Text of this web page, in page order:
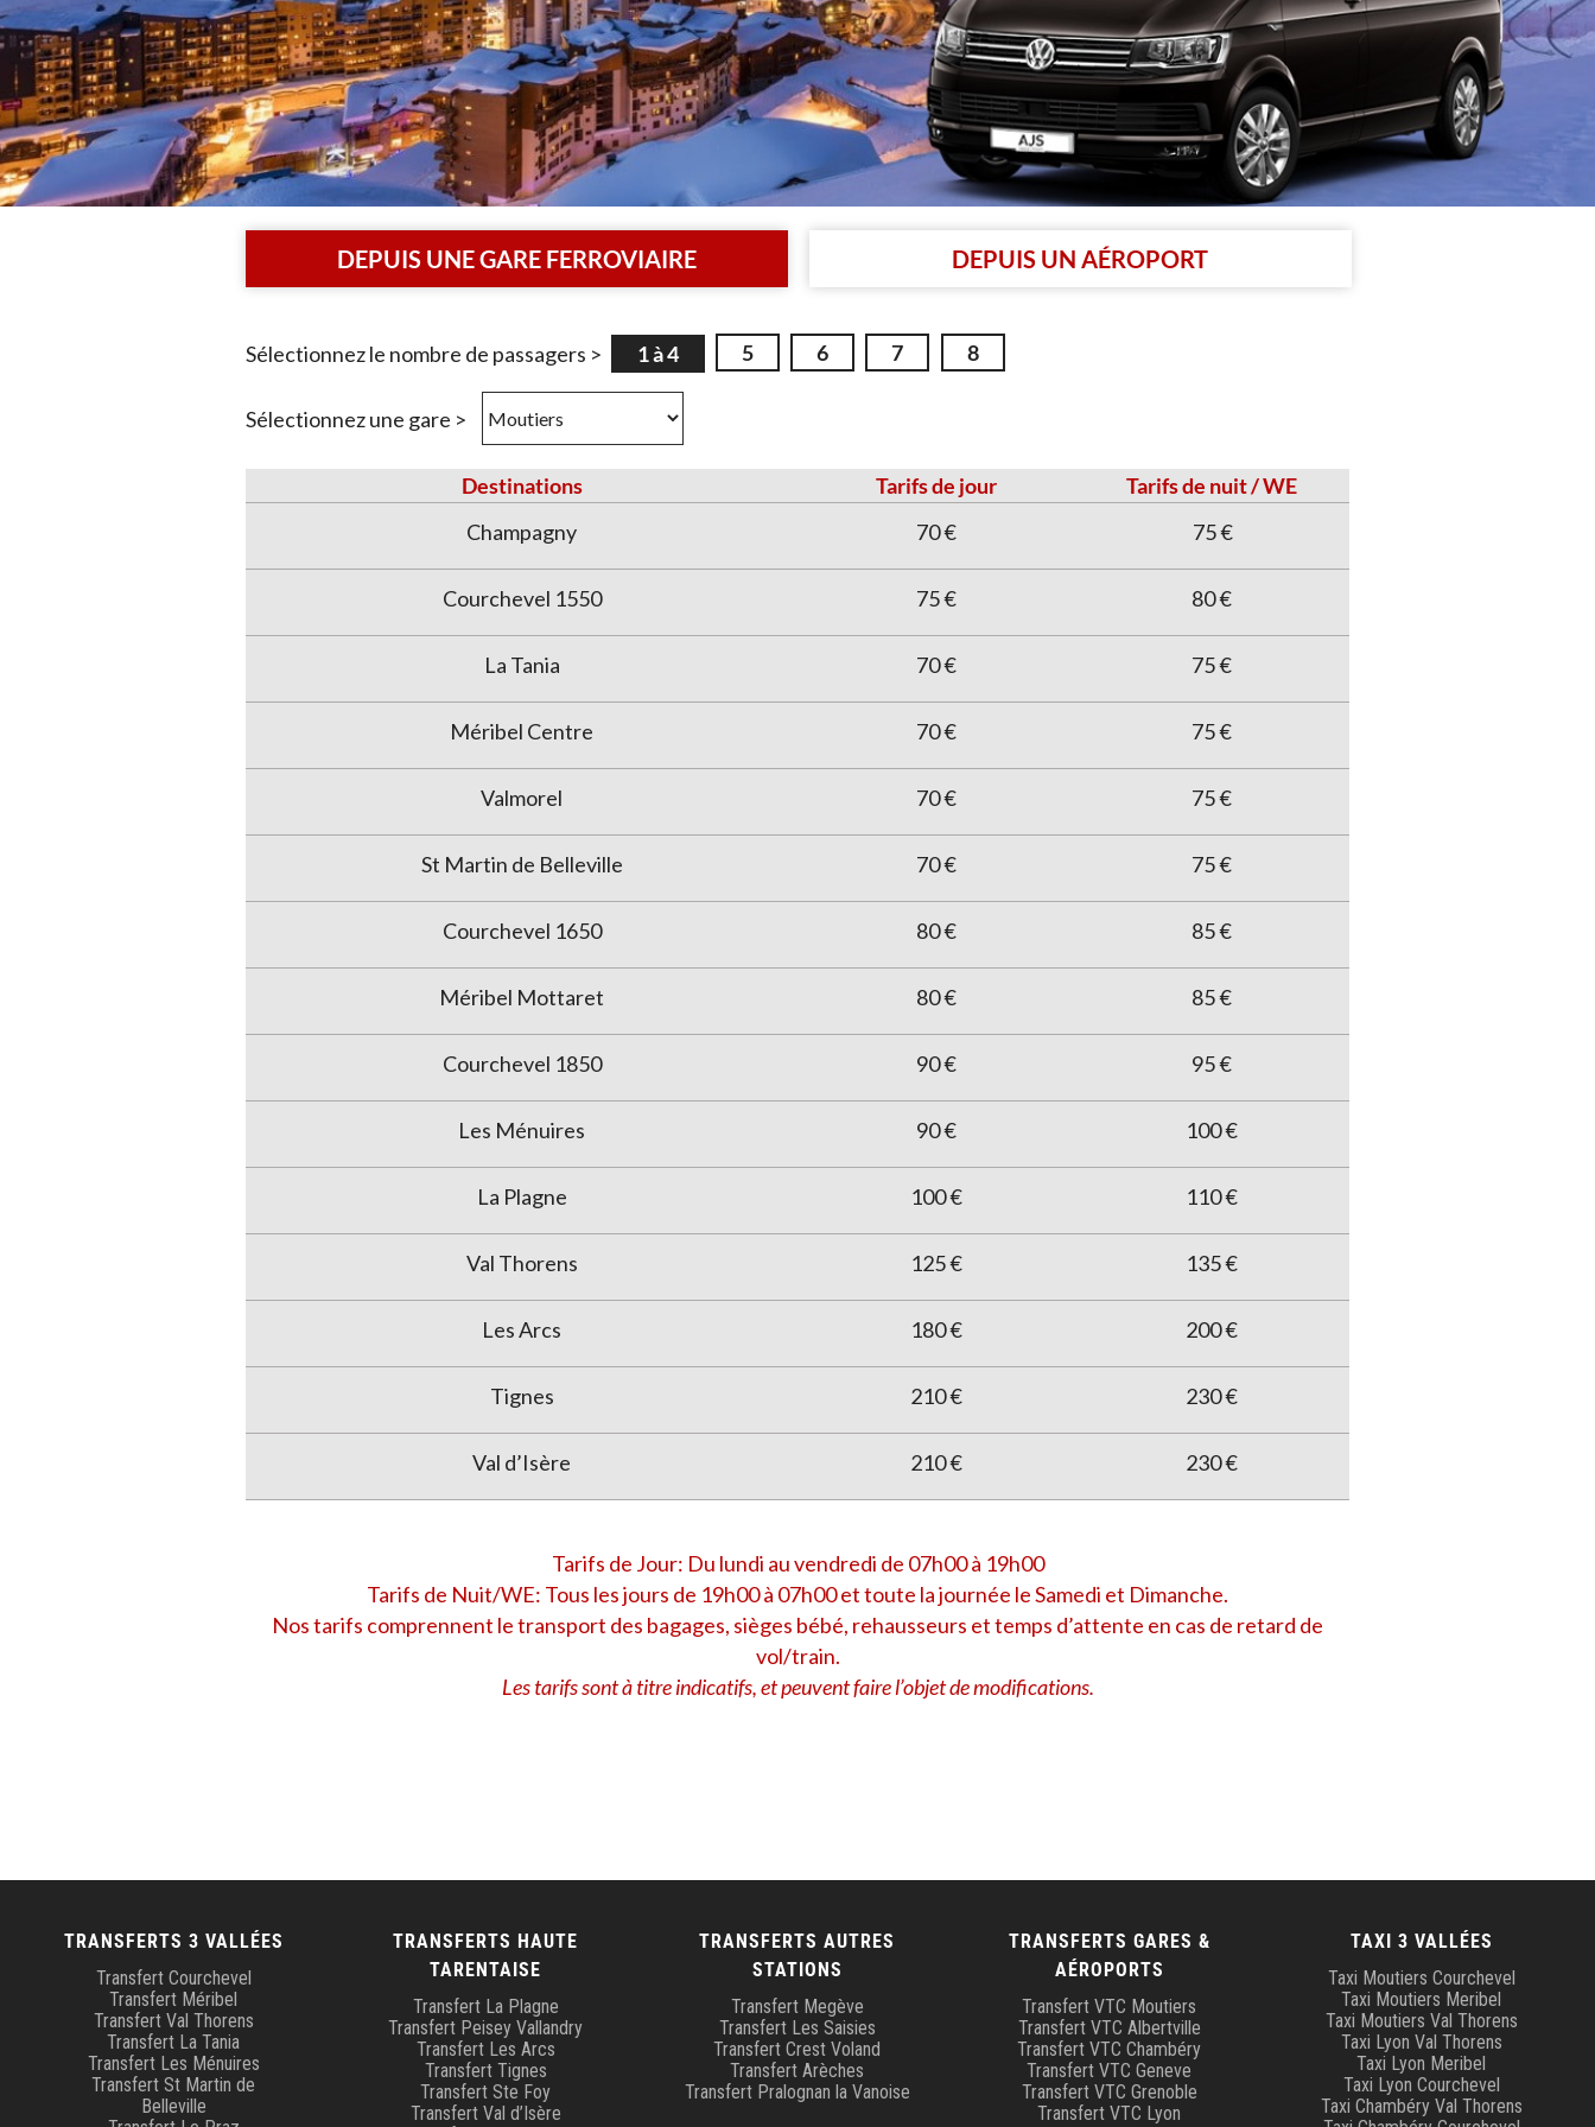
DEPUIS UNE GARE FERROVIAIRE DEPUIS UN AÉROPORT
1 à 4 5 6 7 8
Sélectionnez une gare >
Destinations Tarifs de jour
Tarifs de nuit / WE
Champagny
70 € 75 €
Courchevel 1550 75 € 80 €
La Tania 70 € 75 €
Méribel Centre 70 € 75 €
Valmorel 70 € 75 €
St Martin de Belleville 70 € 75 €
Courchevel 1650 80 € 85 €
Méribel Mottaret 80 € 85 €
Courchevel 1850 90 € 95 €
Les Ménuires 90 € 100 €
La Plagne 100 € 110 €
Val Thorens 125 € 135 €
Les Arcs 180 € 200 €
Tignes 210 € 230 €
Val d’Isère 210 € 230 €
Tarifs de Jour: Du lundi au vendredi de 07h00 à 19h00
Tarifs de Nuit/WE: Tous les jours de 19h00 à 07h00 et toute la journée le Samedi et Dimanche.
Nos tarifs comprennent le transport des bagages, sièges bébé, rehausseurs et temps d’attente en cas de retard de
vol/train.
Les tarifs sont à titre indicatifs, et peuvent faire l’objet de modifications.
TRANSFERTS 3 VALLÉES
Transfert Courchevel
Transfert Méribel
Transfert Val Thorens
Transfert La Tania
Transfert Les Ménuires
Transfert St Martin de
Belleville
TRANSFERTS HAUTE
TARENTAISE
Transfert La Plagne
Transfert Peisey Vallandry
Transfert Les Arcs
Transfert Tignes
Transfert Ste Foy
Transfert Val d’Isère
TRANSFERTS AUTRES
STATIONS
Transfert Megève
Transfert Les Saisies
Transfert Crest Voland
Transfert Arèches
Transfert Pralognan la Vanoise
TRANSFERTS GARES &
AÉROPORTS
Transfert VTC Moutiers
Transfert VTC Albertville
Transfert VTC Chambéry
Transfert VTC Geneve
Transfert VTC Grenoble
Transfert VTC Lyon
TAXI 3 VALLÉES
Taxi Moutiers Courchevel
Taxi Moutiers Meribel
Taxi Moutiers Val Thorens
Taxi Lyon Val Thorens
Taxi Lyon Meribel
Taxi Lyon Courchevel
Taxi Chambéry Val Thorens